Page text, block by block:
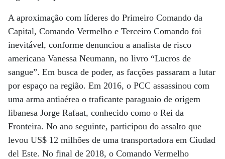
A aproximação com líderes do Primeiro Comando da
Capital, Comando Vermelho e Terceiro Comando foi
inevitável, conforme denunciou a analista de risco
americana Vanessa Neumann, no livro “Lucros de
sangue”. Em busca de poder, as facções passaram a lutar
por espaço na região. Em 2016, o PCC assassinou com
uma arma antiaérea o traficante paraguaio de origem
libanesa Jorge Rafaat, conhecido como o Rei da
Fronteira. No ano seguinte, participou do assalto que
levou US$ 12 milhões de uma transportadora em Ciudad
del Este. No final de 2018, o Comando Vermelho